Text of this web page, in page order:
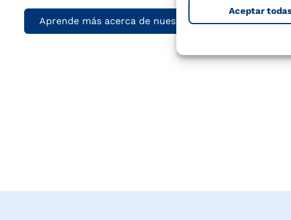
Aceptar
Aprende más acerca de nuestros envases